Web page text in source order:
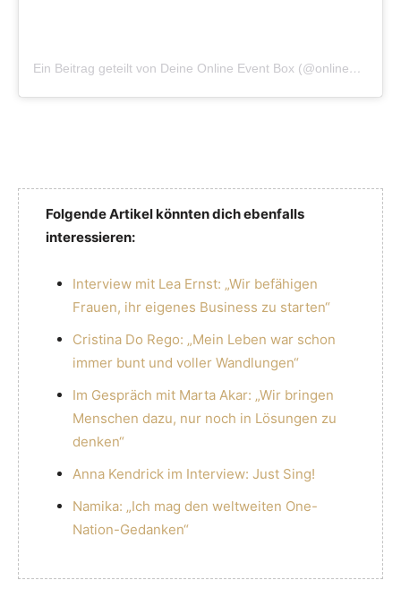
Ein Beitrag geteilt von Deine Online Event Box (@onlineeventbox)
Folgende Artikel könnten dich ebenfalls
interessieren:
Interview mit Lea Ernst: „Wir befähigen
Frauen, ihr eigenes Business zu starten“
Cristina Do Rego: „Mein Leben war schon
immer bunt und voller Wandlungen“
Im Gespräch mit Marta Akar: „Wir bringen
Menschen dazu, nur noch in Lösungen zu
denken“
Anna Kendrick im Interview: Just Sing!
Namika: „Ich mag den weltweiten One-
Nation-Gedanken“